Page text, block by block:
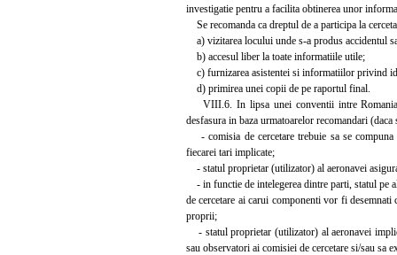
investigatie pentru a facilita obtinerea unor
Se recomanda ca dreptul de a participa la
a) vizitarea locului unde s-a produs accidentul
b) accesul liber la toate informatiile utile;
c) furnizarea asistentei si informatiilor privind
d) primirea unei copii de pe raportul final.
VIII.6. In lipsa unei conventii intre Romania
desfasura in baza urmatoarelor recomandari (daca
- comisia de cercetare trebuie sa se
fiecarei tari implicate;
- statul proprietar (utilizator) al aeronavei
- in functie de intelegerea dintre parti, statul pe
de cercetare ai carui componenti vor fi desemnati
proprii;
- statul proprietar (utilizator) al aeronavei
sau observatori ai comisiei de cercetare si/sau sa